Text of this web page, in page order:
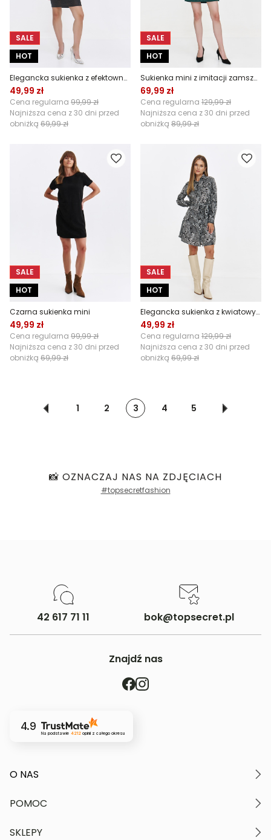
SALE
HOT
Elegancka sukienka z efektownym drapowaniem z przodu
49,99 zł
Cena regularna 99,99 zł
Najniższa cena z 30 dni przed
obniżką 69,99 zł
SALE
HOT
Sukienka mini z imitacji zamszu w kolorze zieleni
69,99 zł
Cena regularna 129,99 zł
Najniższa cena z 30 dni przed
obniżką 89,99 zł
SALE
HOT
Czarna sukienka mini
49,99 zł
Cena regularna 99,99 zł
Najniższa cena z 30 dni przed
obniżką 69,99 zł
SALE
HOT
Elegancka sukienka z kwiatowym nadrukiem
49,99 zł
Cena regularna 129,99 zł
Najniższa cena z 30 dni przed
obniżką 69,99 zł
1 2 3 4 5
📸 OZNACZAJ NAS NA ZDJĘCIACH
#topsecretfashion
42 617 71 11 bok@topsecret.pl
Znajdź nas
4.9
Na podstawie 4212opinii z całego okresu
O NAS
Nasze wartości
Kontakt
POMOC
SKLEPY